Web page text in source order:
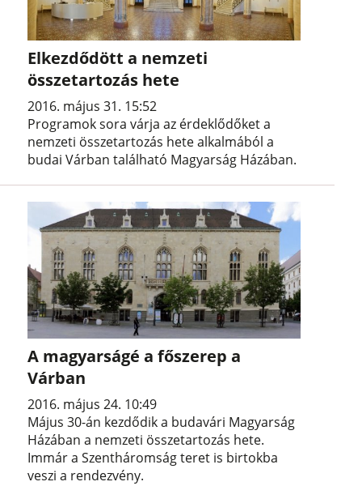
Elkezdődött a nemzeti
összetartozás hete
2016. május 31. 15:52
Programok sora várja az érdeklődőket a
nemzeti összetartozás hete alkalmából a
budai Várban található Magyarság Házában.
A magyarságé a főszerep a
Várban
2016. május 24. 10:49
Május 30-án kezdődik a budavári Magyarság
Házában a nemzeti összetartozás hete.
Immár a Szentháromság teret is birtokba
veszi a rendezvény.